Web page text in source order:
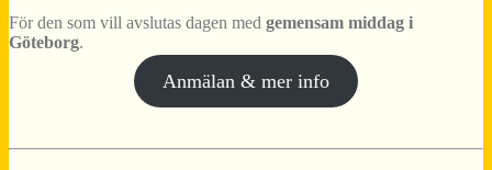
För den som vill avslutas dagen med gemensam middag i
Göteborg.
Anmälan & mer info